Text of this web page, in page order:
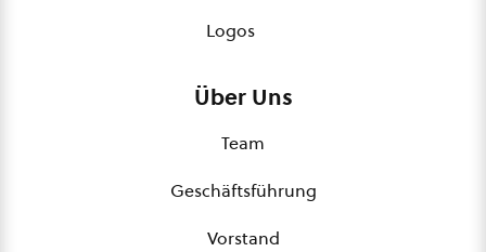
Logos
Über Uns
Team
Geschäftsführung
Vorstand